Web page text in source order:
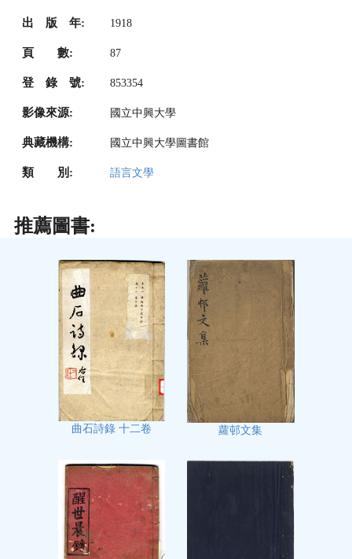
出 版 年: 1918
頁 數: 87
登 錄 號: 853354
影像來源: 國立中興大學
典藏機構: 國立中興大學圖書館
類 別: 語言文學
推薦圖書:
曲石詩錄 十二卷 蘿邨文集